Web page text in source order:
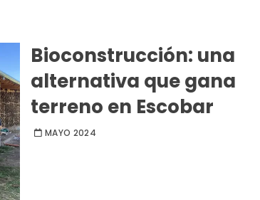
Bioconstrucción: una
alternativa que gana
terreno en Escobar
MAYO 2024